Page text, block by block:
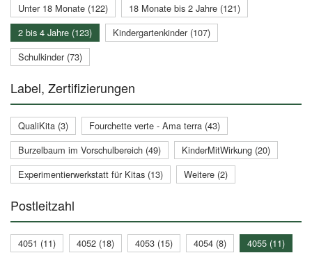
Unter 18 Monate (122)
18 Monate bis 2 Jahre (121)
2 bis 4 Jahre (123)
Kindergartenkinder (107)
Schulkinder (73)
Label, Zertifizierungen
QualiKita (3)
Fourchette verte - Ama terra (43)
Burzelbaum im Vorschulbereich (49)
KinderMitWirkung (20)
Experimentierwerkstatt für Kitas (13)
Weitere (2)
Postleitzahl
4051 (11) 4052 (18) 4053 (15) 4054 (8)
4055 (11)